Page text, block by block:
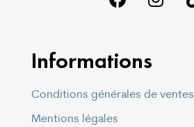
Informations
Conditions générales de ventes
Mentions légales